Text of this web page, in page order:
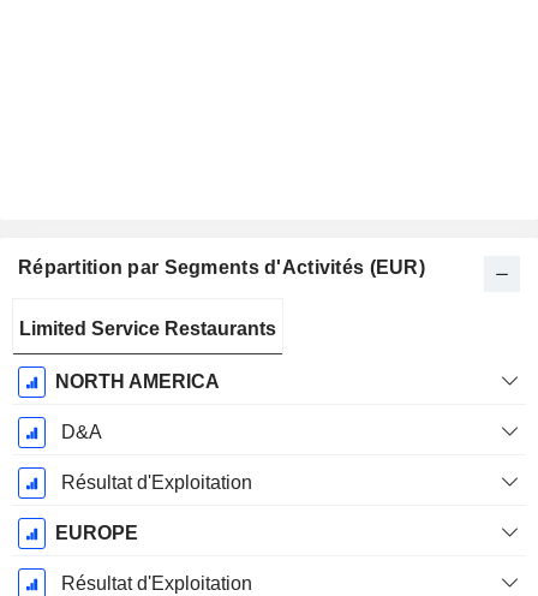
Répartition par Segments d'Activités (EUR)
Fiscale:
Août
Limited Service Restaurants
NORTH AMERICA
D&A
Résultat d'Exploitation
EUROPE
Résultat d'Exploitation